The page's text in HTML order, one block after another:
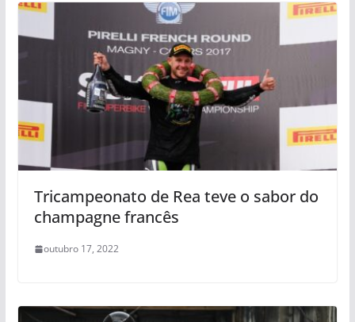
Tricampeonato de Rea teve o sabor do
champagne francês
outubro 17, 2022